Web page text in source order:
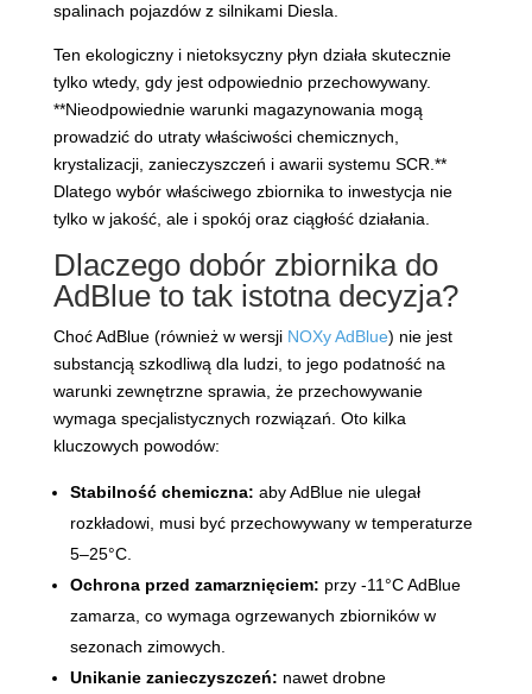
spalinach pojazdów z silnikami Diesla.
Ten ekologiczny i nietoksyczny płyn działa skutecznie
tylko wtedy, gdy jest odpowiednio przechowywany.
**Nieodpowiednie warunki magazynowania mogą
prowadzić do utraty właściwości chemicznych,
krystalizacji, zanieczyszczeń i awarii systemu SCR.**
Dlatego wybór właściwego zbiornika to inwestycja nie
tylko w jakość, ale i spokój oraz ciągłość działania.
Dlaczego dobór zbiornika do
AdBlue to tak istotna decyzja?
Choć AdBlue (również w wersji NOXy AdBlue) nie jest
substancją szkodliwą dla ludzi, to jego podatność na
warunki zewnętrzne sprawia, że przechowywanie
wymaga specjalistycznych rozwiązań. Oto kilka
kluczowych powodów:
Stabilność chemiczna: aby AdBlue nie ulegał
rozkładowi, musi być przechowywany w temperaturze
5–25°C.
Ochrona przed zamarznięciem: przy -11°C AdBlue
zamarza, co wymaga ogrzewanych zbiorników w
sezonach zimowych.
Unikanie zanieczyszczeń: nawet drobne